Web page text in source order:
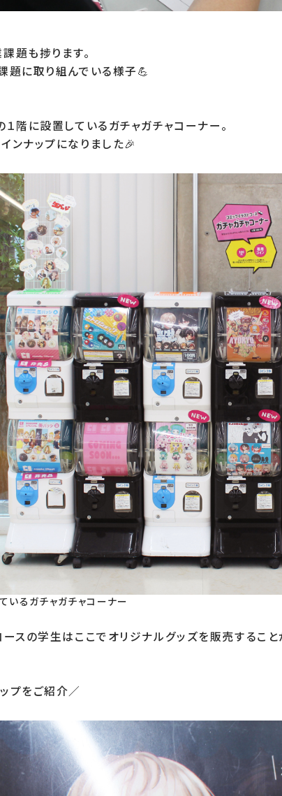
題も捗ります。
題に取り組んでいる様子💪
１階に設置しているガチャガチャコーナー。
ンナップになりました🎉
いるガチャガチャコーナー
ースの学生はここでオリジナルグッズを販売するこ
プをご紹介／